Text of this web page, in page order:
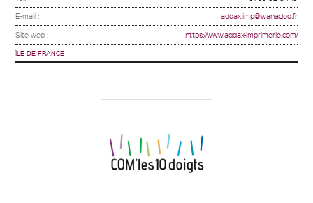
E-mail : addax.imp@wanadoo.fr
Site web : https://www.addax-imprimerie.com/
ÎLE-DE-FRANCE